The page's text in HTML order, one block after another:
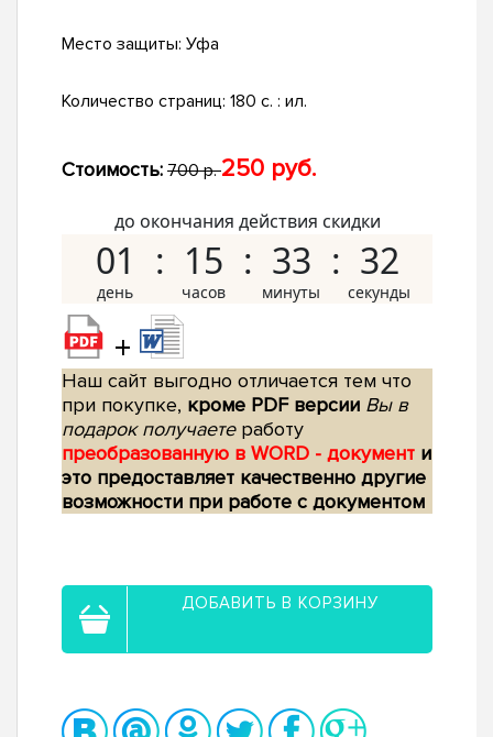
Место защиты: Уфа
Количество страниц: 180 с. : ил.
Стоимость: 700 р.250 руб.
до окончания действия скидки
01 15 33 31
+
Наш сайт выгодно отличается тем что
при покупке, кроме PDF версии Вы в
подарок получаетеработу
преобразованную в WORD - документ и
это предоставляет качественно другие
возможности при работе с документом
ДОБАВИТЬ В КОРЗИНУ